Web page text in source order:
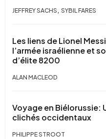
JEFFREY SACHS , SYBIL FARES
Les liens de Lionel
l’armée israélienne et
d’élite 8200
ALAN MACLEOD
Voyage en Biélorussie:
clichés occidentaux
PHILIPPE STROOT